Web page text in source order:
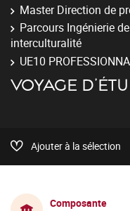
Master Direction de
Parcours Ingénierie
interculturalité
UE10
VOYAGE
Ajouter à la sélection
Composante